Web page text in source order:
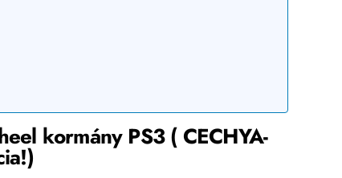
kormány PS3 ( CECHYA-